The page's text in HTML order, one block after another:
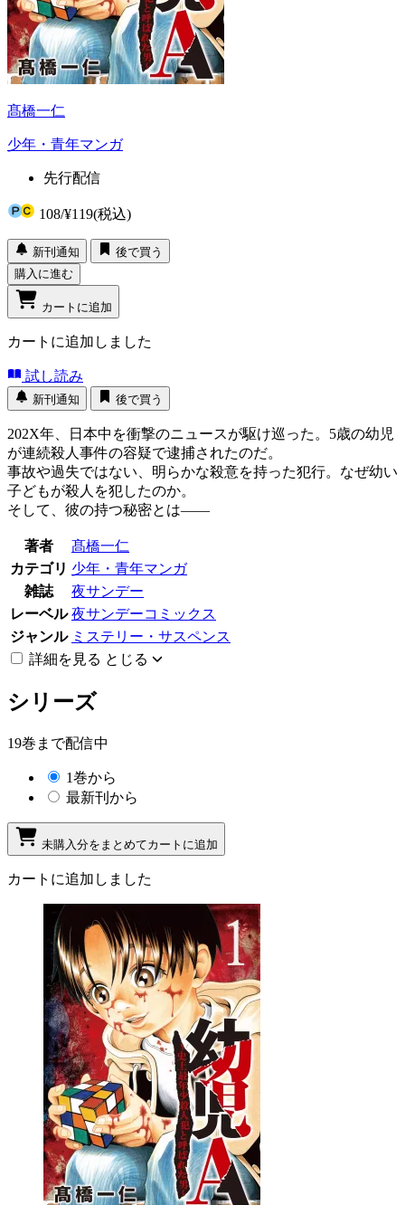
髙橋一仁
少年・青年マンガ
先行配信
108/¥119(税込)
新刊通知
後で買う
購入に進む
カートに追加
カートに追加しました
試し読み
新刊通知 後で買う
202X年、日本中を衝撃のニュースが駆け巡った。5歳の幼児
が連続殺人事件の容疑で逮捕されたのだ。
事故や過失ではない、明らかな殺意を持った犯行。なぜ幼い
子どもが殺人を犯したのか。
そして、彼の持つ秘密とは――
著者
髙橋一仁
カテゴリ 少年・青年マンガ
雑誌
夜サンデー
レーベル 夜サンデーコミックス
ジャンル ミステリー・サスペンス
詳細を見る とじる
シリーズ
19巻まで配信中
1巻から
最新刊から
未購入分をまとめてカートに追加
カートに追加しました